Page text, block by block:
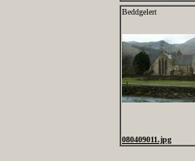
Beddgelert
080409011.jpg